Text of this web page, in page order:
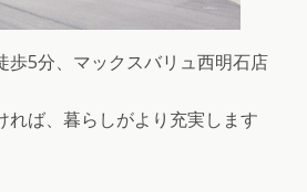
歩5分、マックスバリュ西明石店
れば、暮らしがより充実します